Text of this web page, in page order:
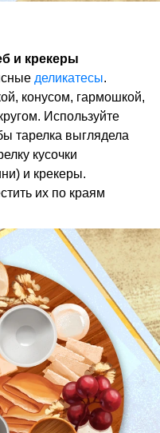
и крекеры
деликатесы.
конусом, гармошкой,
Используйте
тарелка выглядела
кусочки
и крекеры.
их по краям